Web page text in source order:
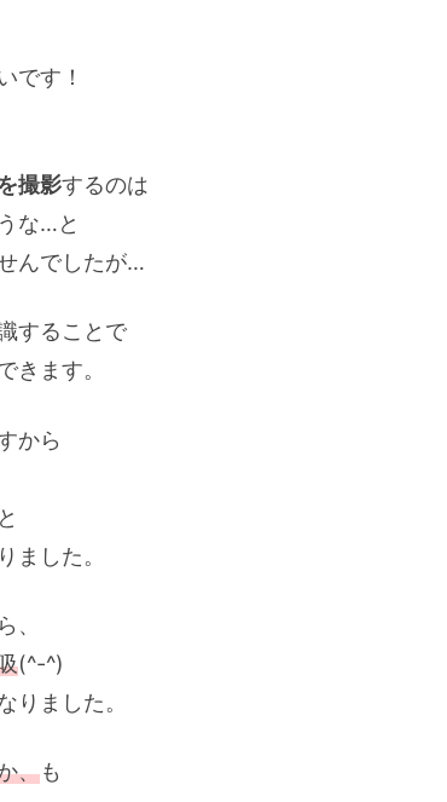
です！
撮影するのは
な…と
んでしたが…
することで
きます。
から
ました。
、
(^-^)
りました。
、も